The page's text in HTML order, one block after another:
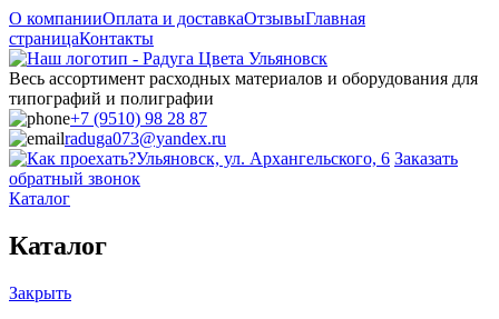
О компанииОплата и доставкаОтзывыГлавная
страницаКонтакты
Весь ассортимент расходных материалов и оборудования для
типографий и полиграфии
+7 (9510) 98 28 87
raduga073@yandex.ru
Ульяновск, ул. Архангельского, 6 Заказать
обратный звонок
Каталог
Каталог
Закрыть